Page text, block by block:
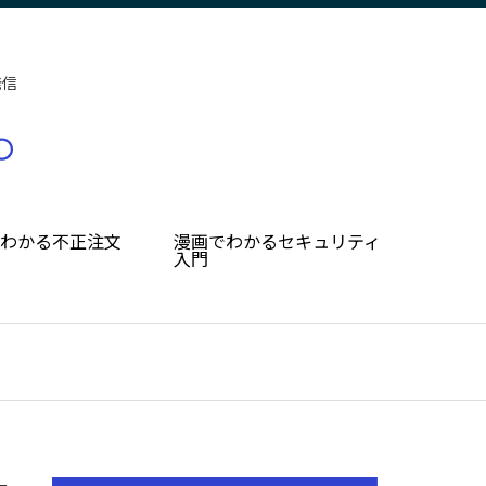
かる不正注文
漫画でわかるセキュリティ
入門